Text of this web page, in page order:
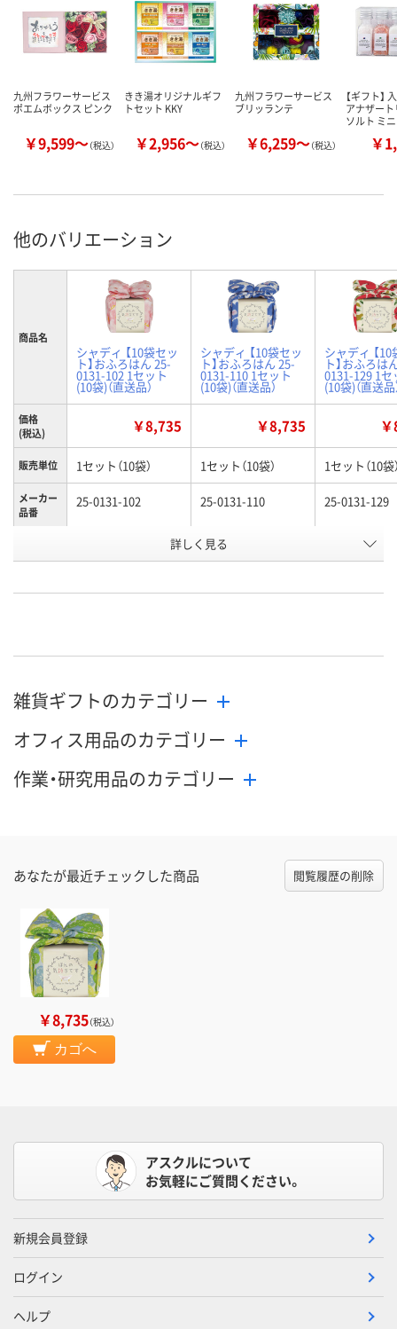
九州フラワーサービス
ポエムボックス ピンク
￥9,599～（税込）
きき湯オリジナルギフ
トセット KKY
￥2,956～（税込）
九州フラワーサービス
ブリッランテ
￥6,259～（税込）
【ギフト】
アナザー
ソルト ミ
￥
他のバリエーション
商品名
シャディ 【10袋セッ
ト】おふろはん 25-
0131-102 1セット
(10袋)（直送品）
シャディ 【10袋セッ
ト】おふろはん 25-
0131-110 1セット
(10袋)（直送品）
シャディ 【
ト】おふろは
0131-129 1セ
(10袋)（直送品
価格
(税込)
￥8,735 ￥8,735
販売単位 1セット（10袋） 1セット（10袋） 1セット（10袋
メーカー
品番
25-0131-102 25-0131-110 25-0131-129
UR06678 UR06679
カゴへ
詳しく見る
雑貨ギフトのカテゴリー
オフィス用品のカテゴリー
作業・研究用品のカテゴリー
あなたが最近チェックした商品 閲覧履歴の削除
￥8,735（税込）
カゴへ
アスクルについて
お気軽にご質問ください。
新規会員登録
ログイン
ヘルプ